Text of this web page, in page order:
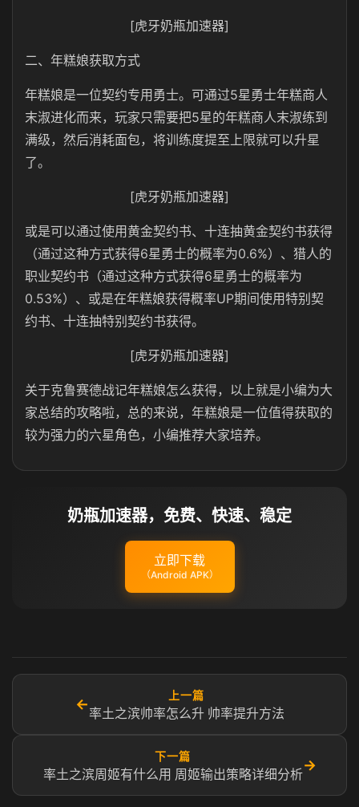
[虎牙奶瓶加速器]
二、年糕娘获取方式
年糕娘是一位契约专用勇士。可通过5星勇士年糕商人
末淑进化而来，玩家只需要把5星的年糕商人末淑练到
满级，然后消耗面包，将训练度提至上限就可以升星
了。
[虎牙奶瓶加速器]
或是可以通过使用黄金契约书、十连抽黄金契约书获得
（通过这种方式获得6星勇士的概率为0.6%）、猎人的
职业契约书（通过这种方式获得6星勇士的概率为
0.53%）、或是在年糕娘获得概率UP期间使用特别契
约书、十连抽特别契约书获得。
[虎牙奶瓶加速器]
关于克鲁赛德战记年糕娘怎么获得，以上就是小编为大
家总结的攻略啦，总的来说，年糕娘是一位值得获取的
较为强力的六星角色，小编推荐大家培养。
奶瓶加速器，免费、快速、稳定
立即下载
（Android APK）
←
上一篇
率土之滨帅率怎么升 帅率提升方法
下一篇
率土之滨周姬有什么用 周姬输出策略详细分析
→